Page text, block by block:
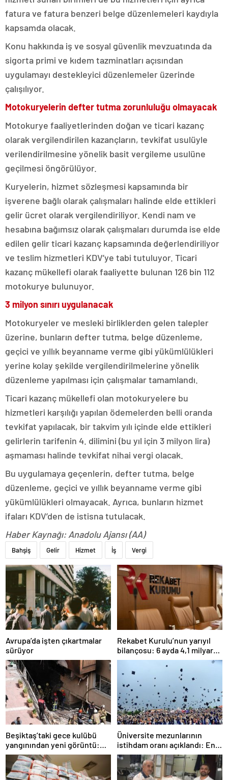
fatura ve fatura benzeri belge düzenlemeleri kaydıyla
kapsamda olacak.
Konu hakkında iş ve sosyal güvenlik mevzuatında da
sigorta primi ve kıdem tazminatları açısından
uygulamayı destekleyici düzenlemeler üzerinde
çalışılıyor.
Motokuryelerin defter tutma zorunluluğu olmayacak
Motokurye faaliyetlerinden doğan ve ticari kazanç
olarak vergilendirilen kazançların, tevkifat usulüyle
verilendirilmesine yönelik basit vergileme usulüne
geçilmesi öngörülüyor.
Kuryelerin, hizmet sözleşmesi kapsamında bir
işverene bağlı olarak çalışmaları halinde elde ettikleri
gelir ücret olarak vergilendiriliyor. Kendi nam ve
hesabına bağımsız olarak çalışmaları durumda ise elde
edilen gelir ticari kazanç kapsamında değerlendiriliyor
ve teslim hizmetleri KDV’ye tabi tutuluyor. Ticari
kazanç mükellefi olarak faaliyette bulunan 126 bin 112
motokurye bulunuyor.
3 milyon sınırı uygulanacak
Motokuryeler ve mesleki birliklerden gelen talepler
üzerine, bunların defter tutma, belge düzenleme,
geçici ve yıllık beyanname verme gibi yükümlülükleri
yerine kolay şekilde vergilendirilmelerine yönelik
düzenleme yapılması için çalışmalar tamamlandı.
Ticari kazanç mükellefi olan motokuryelere bu
hizmetleri karşılığı yapılan ödemelerden belli oranda
tevkifat yapılacak, bir takvim yılı içinde elde ettikleri
gelirlerin tarifenin 4. dilimini (bu yıl için 3 milyon lira)
aşmaması halinde tevkifat nihai vergi olacak.
Bu uygulamaya geçenlerin, defter tutma, belge
düzenleme, geçici ve yıllık beyanname verme gibi
yükümlülükleri olmayacak. Ayrıca, bunların hizmet
ifaları KDV’den de istisna tutulacak.
Haber Kaynağı: Anadolu Ajansı (AA)
Bahşiş Gelir Hizmet İş Vergi
Avrupa’da işten çıkartmalar
sürüyor
Rekabet Kurulu’nun yarıyıl
bilançosu: 6 ayda 4,1 milyar
TL ceza
Beşiktaş’taki gece kulübü
yangınından yeni görüntü:
İşçiler çalışırken duman sardı
Üniversite mezunlarının
istihdam oranı açıklandı: En
fazla iş özel eğitim
öğretmenliğinde